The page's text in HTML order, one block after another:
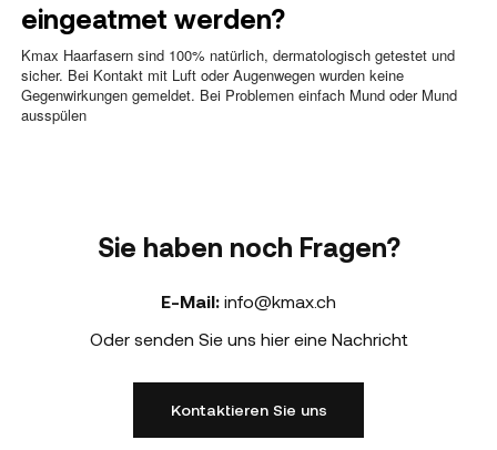
eingeatmet werden?
Kmax Haarfasern sind 100% natürlich, dermatologisch getestet und
sicher. Bei Kontakt mit Luft oder Augenwegen wurden keine
Gegenwirkungen gemeldet. Bei Problemen einfach Mund oder Mund
ausspülen
Sie haben noch Fragen?
E-Mail: info@kmax.ch
Oder senden Sie uns hier eine Nachricht
Kontaktieren Sie uns